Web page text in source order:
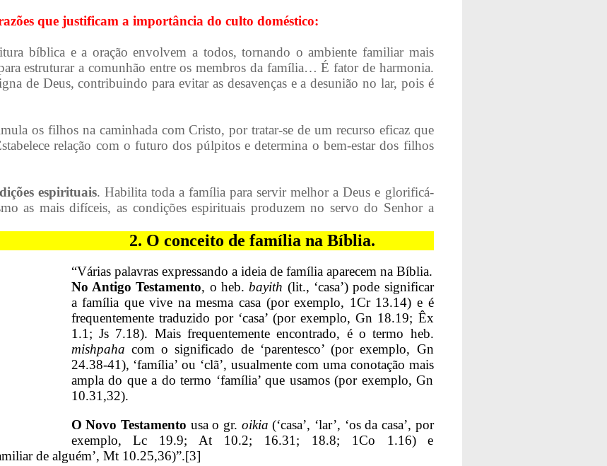
que justificam a importância do culto doméstico:
bíblica e a oração envolvem a todos, tornando o ambiente familiar mais
estruturar a comunhão entre os membros da família… É fator de harmonia.
de Deus, contribuindo para evitar as desavenças e a desunião no lar, pois é
os filhos na caminhada com Cristo, por tratar-se de um recurso eficaz que
relação com o futuro dos púlpitos e determina o bem-estar dos filhos
espirituais. Habilita toda a família para servir melhor a Deus e glorificá-
as mais difíceis, as condições espirituais produzem no servo do Senhor a
2. O conceito de família na Bíblia.
“Várias palavras expressando a ideia de família aparecem na Bíblia.
No Antigo Testamento, o heb.bayith (lit., ‘casa’) pode significar
a família que vive na mesma casa (por exemplo, 1Cr 13.14) e é
frequentemente traduzido por ‘casa’ (por exemplo, Gn 18.19; Êx
1.1; Js 7.18). Mais frequentemente encontrado, é o termo heb.
mishpaha com o significado de ‘parentesco’ (por exemplo, Gn
24.38-41), ‘família’ ou ‘clã’, usualmente com uma conotação mais
ampla do que a do termo ‘família’ que usamos (por exemplo, Gn
10.31,32).
O Novo Testamento usa o gr. oikia (‘casa’, ‘lar’, ‘os da casa’, por
exemplo, Lc 19.9; At 10.2; 16.31; 18.8; 1Co 1.16) e
de alguém’, Mt 10.25,36)”.[3]